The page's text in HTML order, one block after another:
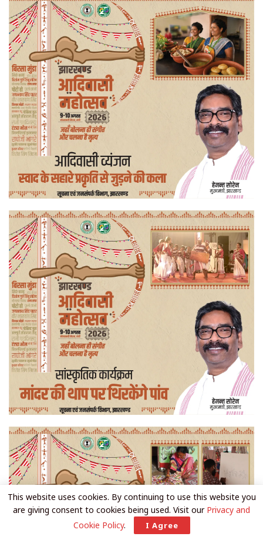
This website uses cookies. By continuing to use this website you
are giving consent to cookies being used. Visit our Privacy and
Cookie Policy. I Agree